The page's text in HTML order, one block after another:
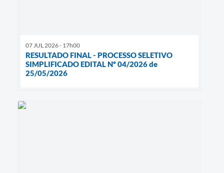
07 JUL 2026 - 17h00
RESULTADO FINAL - PROCESSO SELETIVO
SIMPLIFICADO EDITAL Nº 04/2026 de
25/05/2026